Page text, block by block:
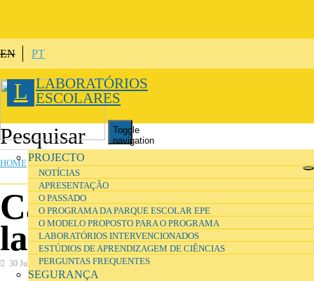
EN PT
L LABORATÓRIOS
ESCOLARES
Toggle
navigation
PROJECTO
NOTÍCIAS
APRESENTAÇÃO
O PASSADO
O PROGRAMA DA PARQUE ESCOLAR EPE
O MODELO PROPOSTO PARA O PROGRAMA
LABORATÓRIOS INTERVENCIONADOS
ESTÚDIOS DE APRENDIZAGEM DE CIÊNCIAS
PERGUNTAS FREQUENTES
SEGURANÇA
YOU ARE HERE
HOME
Caderno de
laboratório digital
30 July 2016 Organização